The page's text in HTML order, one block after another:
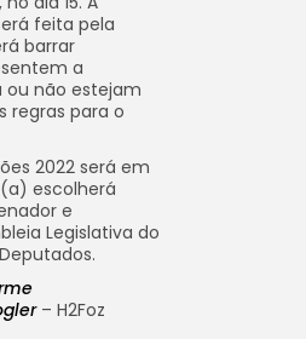
feita pela
barrar
a
não estejam
regras para o
2022 será em
escolherá
e
Legislativa do
– H2Foz